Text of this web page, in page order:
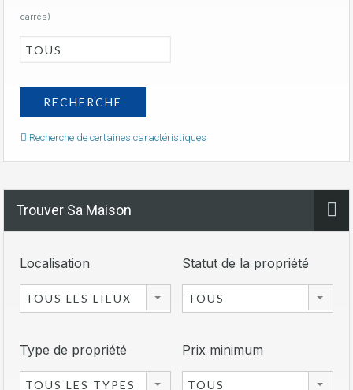
carrés)
Recherche de certaines caractéristiques
Trouver Sa Maison
Localisation
TOUS LES LIEUX
Statut de la propriété
TOUS
Type de propriété
TOUS LES TYPES
Prix minimum
TOUS